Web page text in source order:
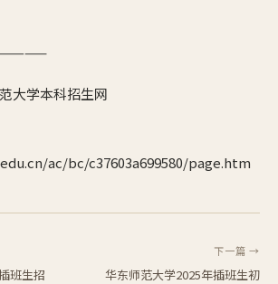
大学本科招生网
ac/bc/c37603a699580/page.htm
班生招
下一篇 →
华东师范大学2025年插班生初